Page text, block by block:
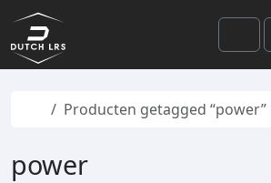
Skip to content
Skip to footer
Home
Producten getagged “power”
power